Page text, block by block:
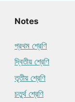
Notes
প্রথম শ্রেণি
দ্বিতীয় শ্রেণি
তৃতীয় শ্রেণি
চতুর্থ শ্রেণি